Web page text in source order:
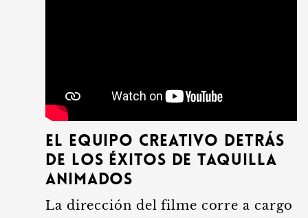
El equipo creativo detrás
de los éxitos de taquilla
animados
La dirección del filme corre a cargo